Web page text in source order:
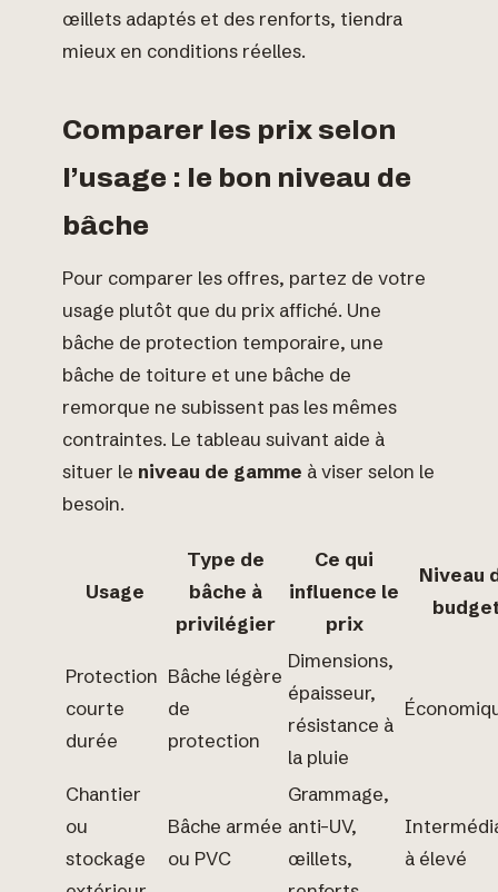
œillets adaptés et des renforts, tiendra
mieux en conditions réelles.
Comparer les prix selon
l’usage : le bon niveau de
bâche
Pour comparer les offres, partez de votre
usage plutôt que du prix affiché. Une
bâche de protection temporaire, une
bâche de toiture et une bâche de
remorque ne subissent pas les mêmes
contraintes. Le tableau suivant aide à
situer le niveau de gamme à viser selon le
besoin.
Usage
Type de
bâche à
privilégier
Ce qui
influence le
prix
Niveau
Protection
courte
durée
Bâche légère
de
protection
Dimensions,
épaisseur,
résistance à
la pluie
Chantier
ou
stockage
Bâche armée
ou PVC
Grammage,
anti-UV,
œillets,
à élevé